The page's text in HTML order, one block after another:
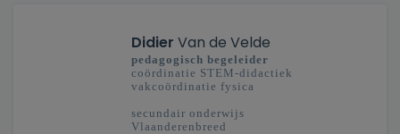
Didier Van de Velde
pedagogisch begeleider
coördinatie STEM-didactiek
vakcoördinatie fysica
secundair onderwijs
Vlaanderenbreed